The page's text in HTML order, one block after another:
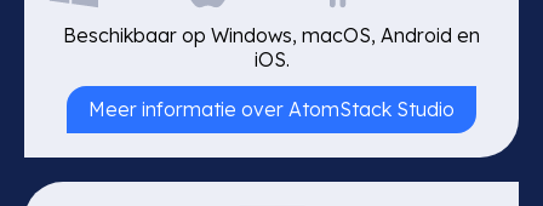
Beschikbaar op Windows, macOS, Android en
iOS.
Meer informatie over AtomStack Studio